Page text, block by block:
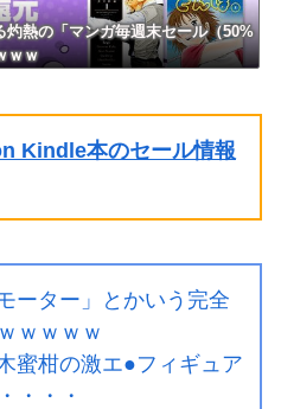
熱の「マンガ毎週末セール（50%
ｗｗ
Kindle本のセール情報
ーター」とかいう完全
ｗｗｗｗ
蜜柑の激エ●フィギュア
・・・